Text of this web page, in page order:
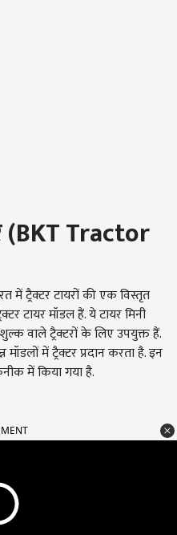
(BKT Tractor
ट्रैक्टर टायरों की एक विस्तृत
टायर मॉडल हैं. ये टायर मिनी
वाले ट्रैक्टरों के लिए उपयुक्त हैं.
में ट्रैक्टर प्रदान करता है. इन
में किया गया है.